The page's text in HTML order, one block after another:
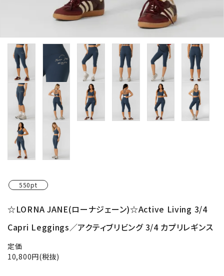
550pt
☆LORNA JANE(ローナジェーン)☆Active Living 3/4
Capri Leggings／アクティブリビング 3/4 カプリレギンス
定価
10,800円(税抜)